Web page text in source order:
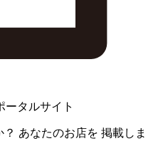
ータルサイト
あなたのお店を 掲載しま